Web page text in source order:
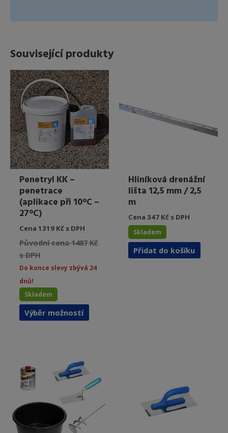
Související produkty
Penetryl KK –
penetrace
(aplikace při 10°C –
27°C)
Cena 1319 Kč s DPH
Původní cena 1487 Kč
s DPH
Do konce slevy zbývá 24
dnů!
Skladem
Výběr možností
Tento
produkt
lze
vybrat
stránce
Hliníková drenážní
lišta 12,5 mm / 2,5
m
Cena 347 Kč s DPH
Skladem
Přidat do košíku